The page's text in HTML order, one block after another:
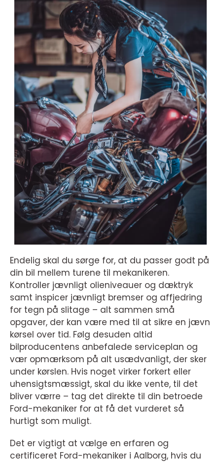
Endelig skal du sørge for, at du passer godt på
din bil mellem turene til mekanikeren.
Kontroller jævnligt olieniveauer og dæktryk
samt inspicer jævnligt bremser og affjedring
for tegn på slitage – alt sammen små
opgaver, der kan være med til at sikre en jævn
kørsel over tid. Følg desuden altid
bilproducentens anbefalede serviceplan og
vær opmærksom på alt usædvanligt, der sker
under kørslen. Hvis noget virker forkert eller
uhensigtsmæssigt, skal du ikke vente, til det
bliver værre – tag det direkte til din betroede
Ford-mekaniker for at få det vurderet så
hurtigt som muligt.
Det er vigtigt at vælge en erfaren og
certificeret Ford-mekaniker i Aalborg, hvis du